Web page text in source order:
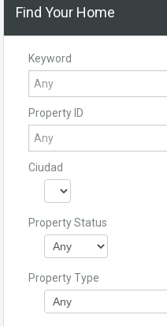
Find Your Home
Keyword
Property ID
Ciudad
Property Status
Property Type